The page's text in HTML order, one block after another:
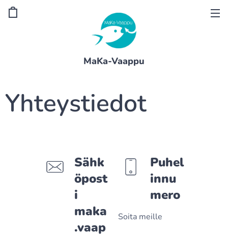
MaKa-Vaappu
Yhteystiedot
Sähk
öpost
i
maka
.vaap
Puhel
innu
mero
Soita meille